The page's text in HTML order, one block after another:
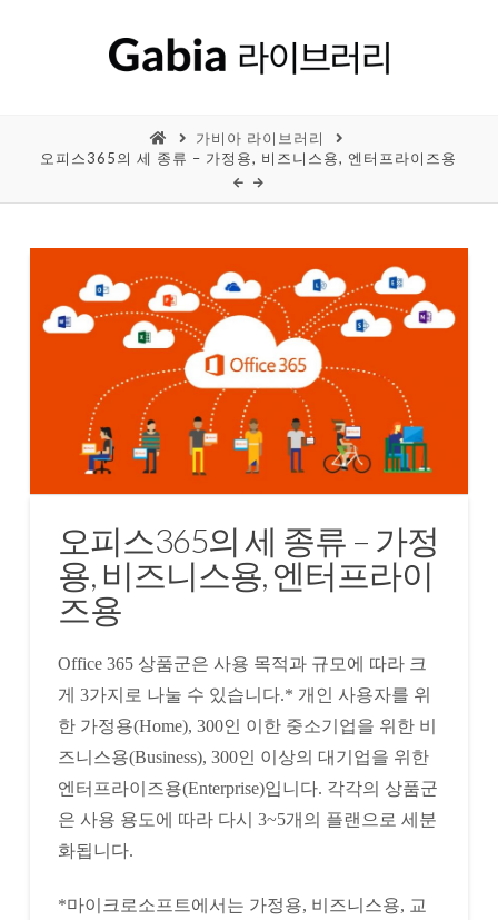
가비아 라이브러리
오피스365의 세 종류 – 가정용, 비즈니스용, 엔터프라이즈용
오피스365의 세 종류 – 가정
용, 비즈니스용, 엔터프라이
즈용
Office 365 상품군은 사용 목적과 규모에 따라 크
게 3가지로 나눌 수 있습니다.* 개인 사용자를 위
한 가정용(Home), 300인 이한 중소기업을 위한 비
즈니스용(Business), 300인 이상의 대기업을 위한
엔터프라이즈용(Enterprise)입니다. 각각의 상품군
은 사용 용도에 따라 다시 3~5개의 플랜으로 세분
화됩니다.
*마이크로소프트에서는 가정용, 비즈니스용, 교